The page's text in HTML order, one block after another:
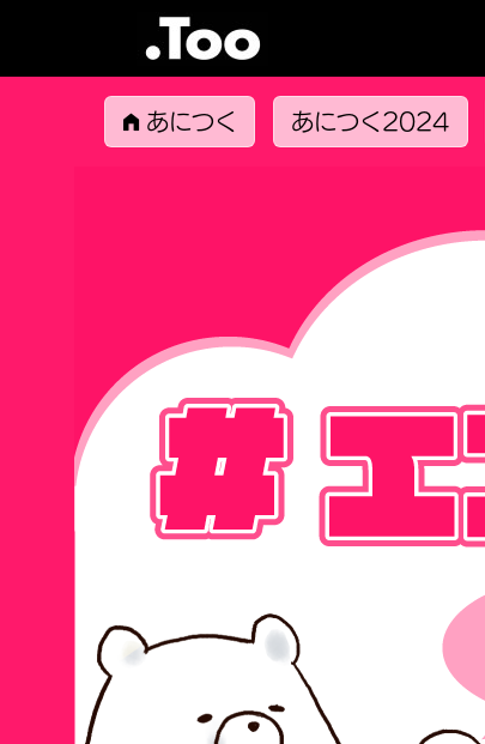
あにつく あにつく2024